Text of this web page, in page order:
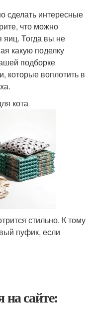
сделать интересные
что можно
яиц. Тогда вы не
какую поделку
подборке
которые воплотить в
кота
стильно. К тому
пуфик, если
на сайте: